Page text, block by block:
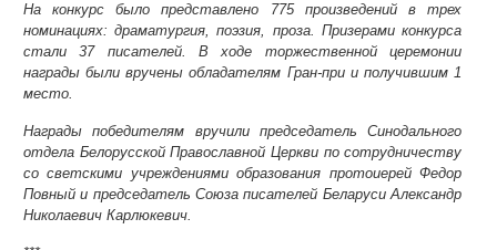
На конкурс было представлено 775 произведений в трех
номинациях: драматургия, поэзия, проза. Призерами конкурса
стали 37 писателей. В ходе торжественной церемонии
награды были вручены обладателям Гран-при и получившим 1
место.
Награды победителям вручили председатель Синодального
отдела Белорусской Православной Церкви по сотрудничеству
со светскими учреждениями образования протоиерей Федор
Повный и председатель Союза писателей Беларуси Александр
Николаевич Карлюкевич.